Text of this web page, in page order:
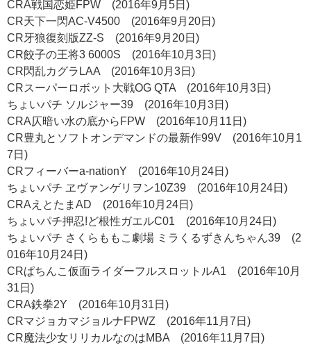
CRA戦国恋姫FPW (2016年9月5日)
CR天下一閃AC-V4500 (2016年9月20日)
CR牙狼復刻版ZZ-S (2016年9月20日)
CR餃子の王将3 6000S (2016年10月3日)
CR閃乱カグラLAA (2016年10月3日)
CRスーパーロボット大戦OG QTA (2016年10月3日)
ちょいパチ ソルジャー39 (2016年10月3日)
CRA仄暗い水の底からFPW (2016年10月11日)
CR豊丸とソフトオンデマンドの最新作99V (2016年10月1
7日)
CRフィーバーa-nationY (2016年10月24日)
ちょいパチ ヱヴァンゲリヲン10Z39 (2016年10月24日)
CRAえとたまAD (2016年10月24日)
ちょいパチ押忍!ど根性ガエルC01 (2016年10月24日)
ちょいパチ さくらももこ劇場 ミラくるずきんちゃん39 (2
016年10月24日)
CRぱちんこ仮面ライダーフルスロットルA1 (2016年10月
31日)
CRA鉄拳2Y (2016年10月31日)
CRマジョカマジョルナFPWZ (2016年11月7日)
CR魔法少女リリカルなのはMBA (2016年11月7日)